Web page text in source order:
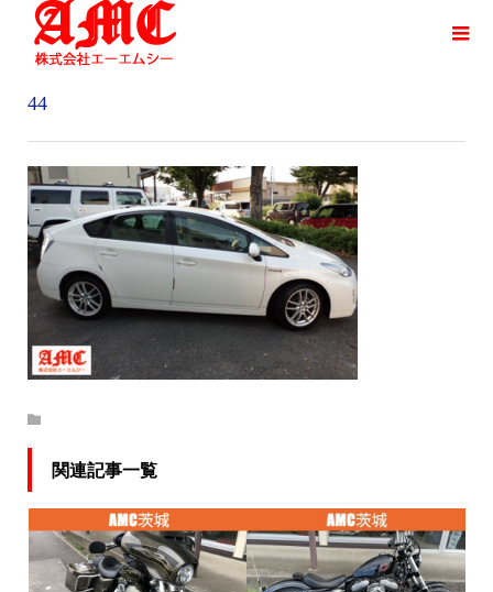
44
関連記事一覧